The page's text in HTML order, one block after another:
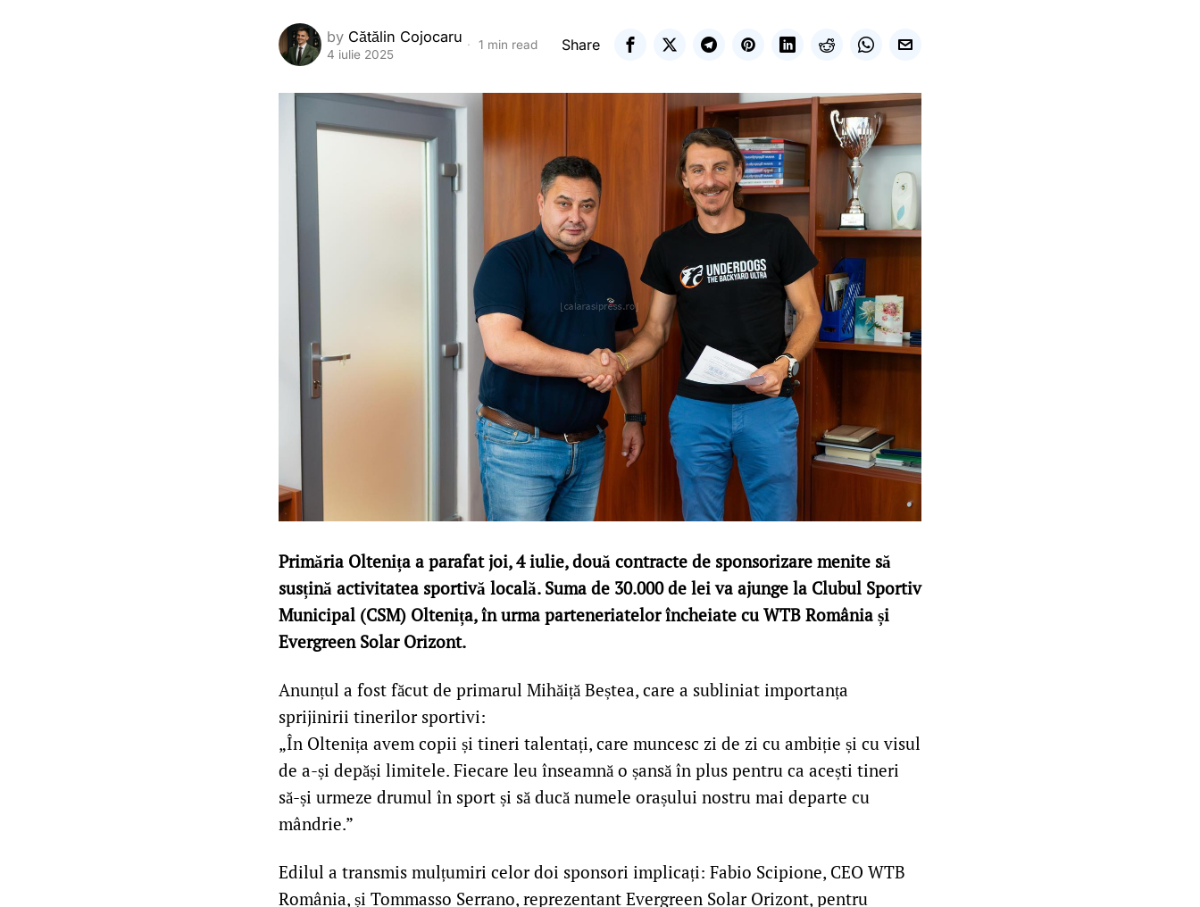
by Cătălin Cojocaru
4 iulie 2025
1 min read Share
Primăria Oltenița a parafat joi, 4 iulie, două contracte de sponsorizare menite să
susțină activitatea sportivă locală. Suma de 30.000 de lei va ajunge la Clubul Sportiv
Municipal (CSM) Oltenița, în urma parteneriatelor încheiate cu WTB România și
Evergreen Solar Orizont.
Anunțul a fost făcut de primarul Mihăiță Beștea, care a subliniat importanța
sprijinirii tinerilor sportivi:
„În Oltenița avem copii și tineri talentați, care muncesc zi de zi cu ambiție și cu visul
de a-și depăși limitele. Fiecare leu înseamnă o șansă în plus pentru ca acești tineri
să-și urmeze drumul în sport și să ducă numele orașului nostru mai departe cu
mândrie.”
Edilul a transmis mulțumiri celor doi sponsori implicați: Fabio Scipione, CEO WTB
România, și Tommasso Serrano, reprezentant Evergreen Solar Orizont, pentru